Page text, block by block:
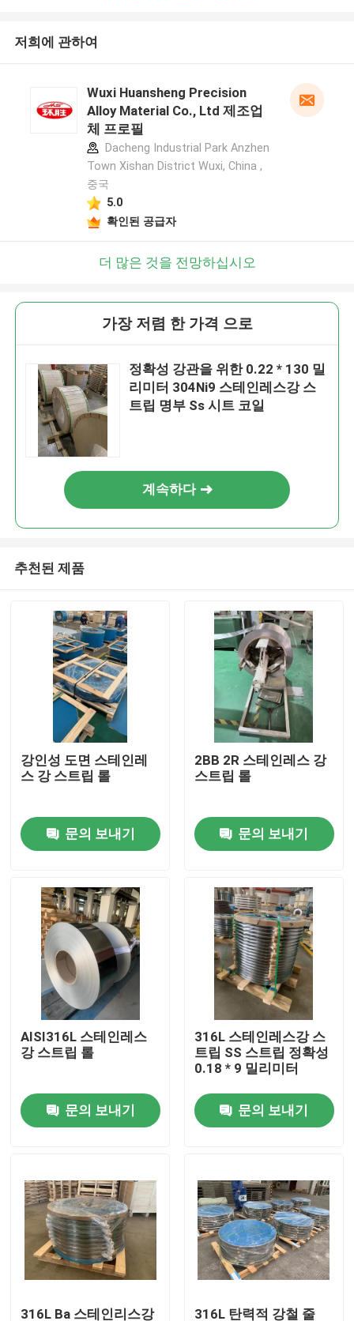
제품
화면
우리에 대하여
공장 여행
품질 관리
인용문을 요구하세요
304 스테인레스강 스트립
316l 스테인레스강 스트립
저희에 관하여
Wuxi Huansheng Precision
Alloy Material Co., Ltd 제조업
체 프로필
Dacheng Industrial Park Anzhen
Town Xishan District Wuxi, China ,
중국
5.0
확인된 공급자
더 많은 것을 전망하십시오
가장 저렴 한 가격 으로
정확성 강관을 위한 0.22 * 130 밀
리미터 304Ni9 스테인레스강 스
트립 명부 Ss 시트 코일
계속하다
추천된 제품
강인성 도면 스테인레
스 강 스트립 롤
문의 보내기
2BB 2R 스테인레스 강
스트립 롤
문의 보내기
AISI316L 스테인레스
강 스트립 롤
문의 보내기
316L 스테인레스강 스
트립 SS 스트립 정확성
0.18 * 9 밀리미터
문의 보내기
316L Ba 스테인리스강 316L 탄력적 강철 줄